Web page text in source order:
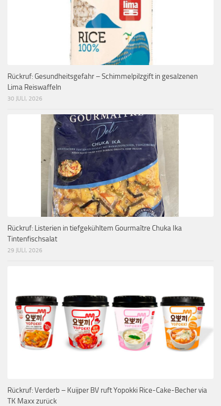
Rückruf: Gesundheitsgefahr – Schimmelpilzgift in gesalzenen
Lima Reiswaffeln
30 JULI, 2026
Rückruf: Listerien in tiefgekühltem Gourmaître Chuka Ika
Tintenfischsalat
29 JULI, 2026
Rückruf: Verderb – Kuijper BV ruft Yopokki Rice-Cake-Becher via
TK Maxx zurück